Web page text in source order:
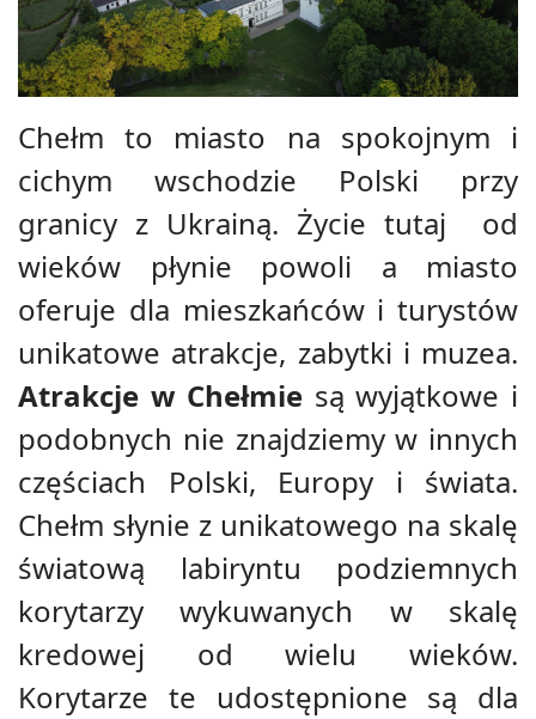
Chełm to miasto na spokojnym i
cichym wschodzie Polski przy
granicy z Ukrainą. Życie tutaj od
wieków płynie powoli a miasto
oferuje dla mieszkańców i turystów
unikatowe atrakcje, zabytki i muzea.
Atrakcje w Chełmie są wyjątkowe i
podobnych nie znajdziemy w innych
częściach Polski, Europy i świata.
Chełm słynie z unikatowego na skalę
światową labiryntu podziemnych
korytarzy wykuwanych w skalę
kredowej od wielu wieków.
Korytarze te udostępnione są dla